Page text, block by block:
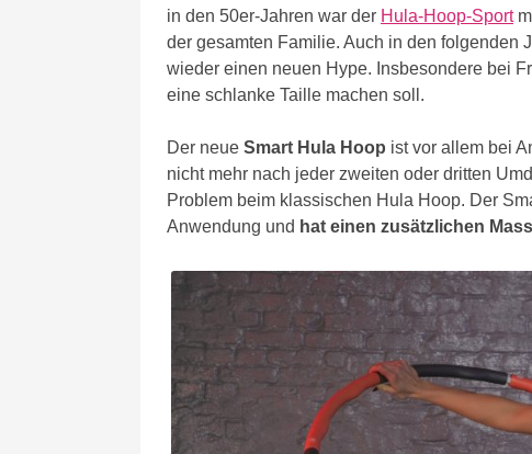
in den 50er-Jahren war der Hula-Hoop-Sport
der gesamten Familie. Auch in den folgenden
wieder einen neuen Hype. Insbesondere bei
eine schlanke Taille machen soll.
Der neue Smart Hula Hoop ist vor allem bei
nicht mehr nach jeder zweiten oder dritten
Problem beim klassischen Hula Hoop. Der
Anwendung und hat einen zusätzlichen